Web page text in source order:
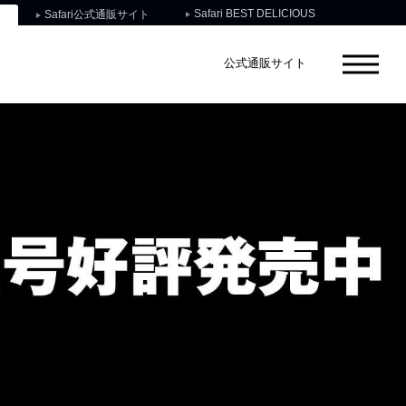
Safari公式通販サイト Safari BEST DELICIOUS
公式通販サイト